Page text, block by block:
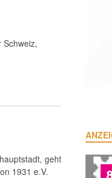
geht
1931 e.V.